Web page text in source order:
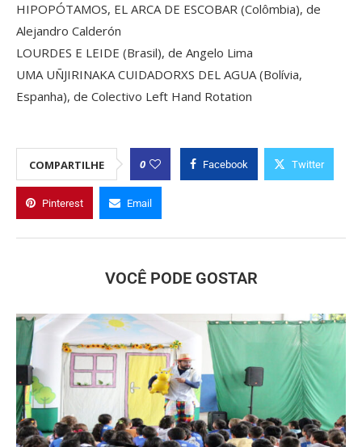
HIPOPÓTAMOS, EL ARCA DE ESCOBAR (Colômbia), de
Alejandro Calderón
LOURDES E LEIDE (Brasil), de Angelo Lima
UMA UÑJIRINAKA CUIDADORXS DEL AGUA (Bolívia,
Espanha), de Colectivo Left Hand Rotation
COMPARTILHE 0 Facebook Twitter
Pinterest Email
VOCÊ PODE GOSTAR